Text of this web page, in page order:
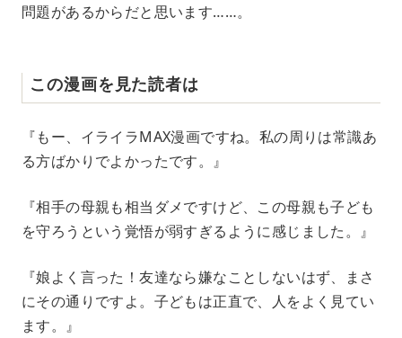
問題があるからだと思います……。
この漫画を見た読者は
『もー、イライラMAX漫画ですね。私の周りは常識あ
る方ばかりでよかったです。』
『相手の母親も相当ダメですけど、この母親も子ども
を守ろうという覚悟が弱すぎるように感じました。』
『娘よく言った！友達なら嫌なことしないはず、まさ
にその通りですよ。子どもは正直で、人をよく見てい
ます。』